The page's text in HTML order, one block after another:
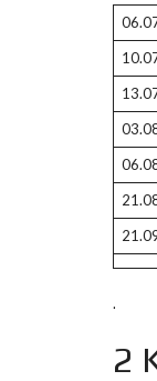
.
2